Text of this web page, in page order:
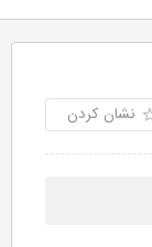
نشان کردن